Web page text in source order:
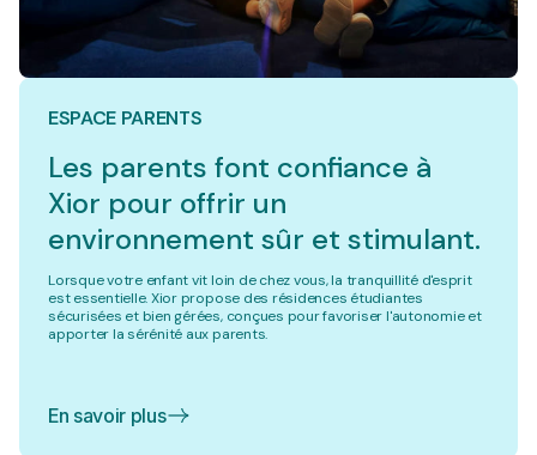
ESPACE PARENTS
Les parents font confiance à
Xior pour offrir un
environnement sûr et stimulant.
Lorsque votre enfant vit loin de chez vous, la tranquillité d'esprit
est essentielle. Xior propose des résidences étudiantes
sécurisées et bien gérées, conçues pour favoriser l'autonomie et
apporter la sérénité aux parents.
En savoir plus